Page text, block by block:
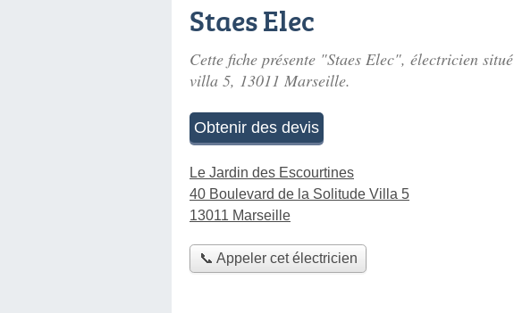
Staes Elec
Cette fiche présente "Staes Elec", électricien situé
villa 5, 13011 Marseille.
Obtenir des devis
Le Jardin des Escourtines
40 Boulevard de la Solitude Villa 5
13011 Marseille
📞 Appeler cet électricien